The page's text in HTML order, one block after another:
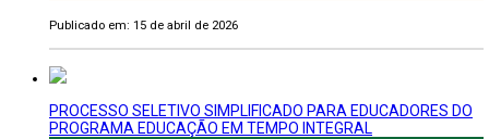
Publicado em: 15 de abril de 2026
PROCESSO SELETIVO SIMPLIFICADO PARA EDUCADORES DO
PROGRAMA EDUCAÇÃO EM TEMPO INTEGRAL